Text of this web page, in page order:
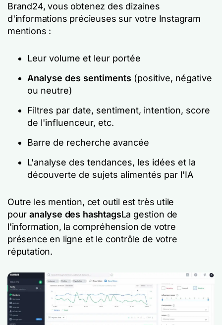
Brand24, vous obtenez des dizaines
d'informations précieuses sur votre Instagram
mentions :
Leur volume et leur portée
Analyse des sentiments (positive, négative
ou neutre)
Filtres par date, sentiment, intention, score
de l'influenceur, etc.
Barre de recherche avancée
L'analyse des tendances, les idées et la
découverte de sujets alimentés par l'IA
Outre les mention, cet outil est très utile
pouranalyse des hashtagsLa gestion de
l'information, la compréhension de votre
présence en ligne et le contrôle de votre
réputation.